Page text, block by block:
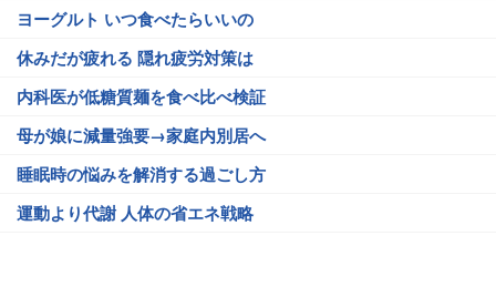
ヨーグルト いつ食べたらいいの
休みだが疲れる 隠れ疲労対策は
内科医が低糖質麺を食べ比べ検証
母が娘に減量強要→家庭内別居へ
睡眠時の悩みを解消する過ごし方
運動より代謝 人体の省エネ戦略